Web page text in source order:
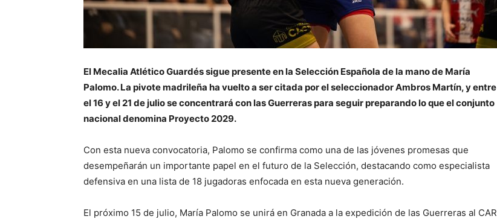
El Mecalia Atlético Guardés sigue presente en la Selección Española de la mano de María
Palomo. La pivote madrileña ha vuelto a ser citada por el seleccionador Ambros Martín, y entre
el 16 y el 21 de julio se concentrará con las Guerreras para seguir preparando lo que el conjunto
nacional denomina Proyecto 2029.
Con esta nueva convocatoria, Palomo se confirma como una de las jóvenes promesas que
desempeñarán un importante papel en el futuro de la Selección, destacando como especialista
defensiva en una lista de 18 jugadoras enfocada en esta nueva generación.
El próximo 15 de julio, María Palomo se unirá en Granada a la expedición de las Guerreras al CAR